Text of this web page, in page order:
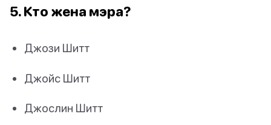
5. Кто жена мэра?
Джози Шитт
Джойс Шитт
Джослин Шитт